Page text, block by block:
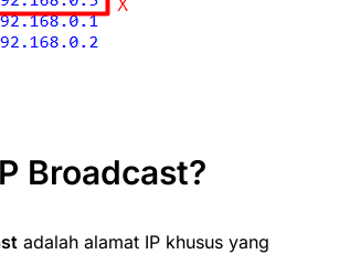
Broadcast?
adalah alamat IP khusus yang